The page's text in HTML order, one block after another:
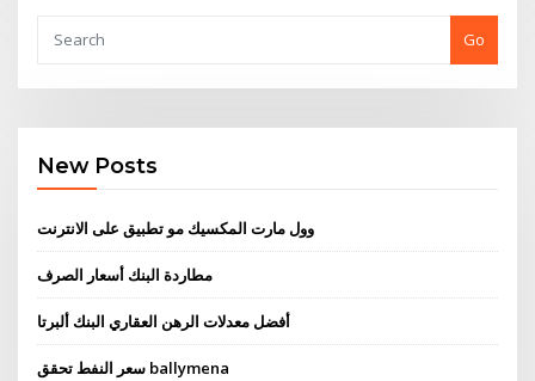
Go
New Posts
وول مارت المكسيك مو تطبيق على الانترنت
مطاردة البنك أسعار الصرف
أفضل معدلات الرهن العقاري البنك ألبرتا
سعر النفط تحقق ballymena